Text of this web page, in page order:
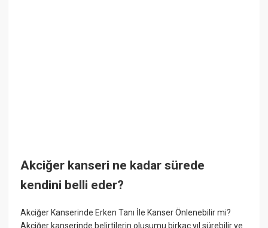
Akciğer kanseri ne kadar sürede
kendini belli eder?
Akciğer Kanserinde Erken Tanı İle Kanser Önlenebilir mi?
Akciğer kanserinde belirtilerin oluşumu birkaç yıl sürebilir ve